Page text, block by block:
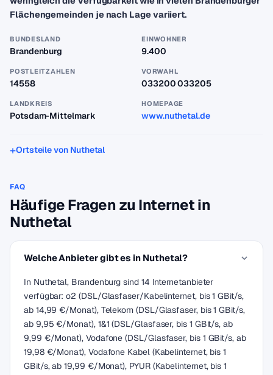
Flächengemeinden je nach Lage variiert.
BUNDESLAND
Brandenburg
EINWOHNER
9.400
POSTLEITZAHLEN
14558
VORWAHL
033200 033205
LANDKREIS
Potsdam-Mittelmark
HOMEPAGE
www.nuthetal.de
Ortsteile von Nuthetal
FAQ
Häufige Fragen zu Internet in
Nuthetal
Welche Anbieter gibt es in Nuthetal?
In Nuthetal, Brandenburg sind 14 Internetanbieter
verfügbar: o2 (DSL/Glasfaser/Kabelinternet, bis 1 GBit/s,
ab 14,99 €/Monat), Telekom (DSL/Glasfaser, bis 1 GBit/s,
ab 9,95 €/Monat), 1&1 (DSL/Glasfaser, bis 1 GBit/s, ab
9,99 €/Monat), Vodafone (DSL/Glasfaser, bis 1 GBit/s, ab
19,98 €/Monat), Vodafone Kabel (Kabelinternet, bis 1
GBit/s, ab 19,99 €/Monat), PYUR (Kabelinternet, bis 1